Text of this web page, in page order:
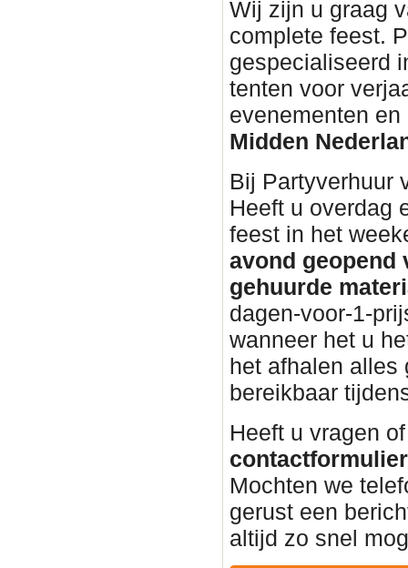
Wij zijn u graag
complete feest.
gespecialiseerd
tenten voor
evenementen
Midden
Bij Partyverhuur
Heeft u overdag
feest in het
avond geopend
gehuurde
dagen-voor-1-
wanneer het u
het afhalen alles
bereikbaar
Heeft u vragen
Mochten we
gerust een
altijd zo snel